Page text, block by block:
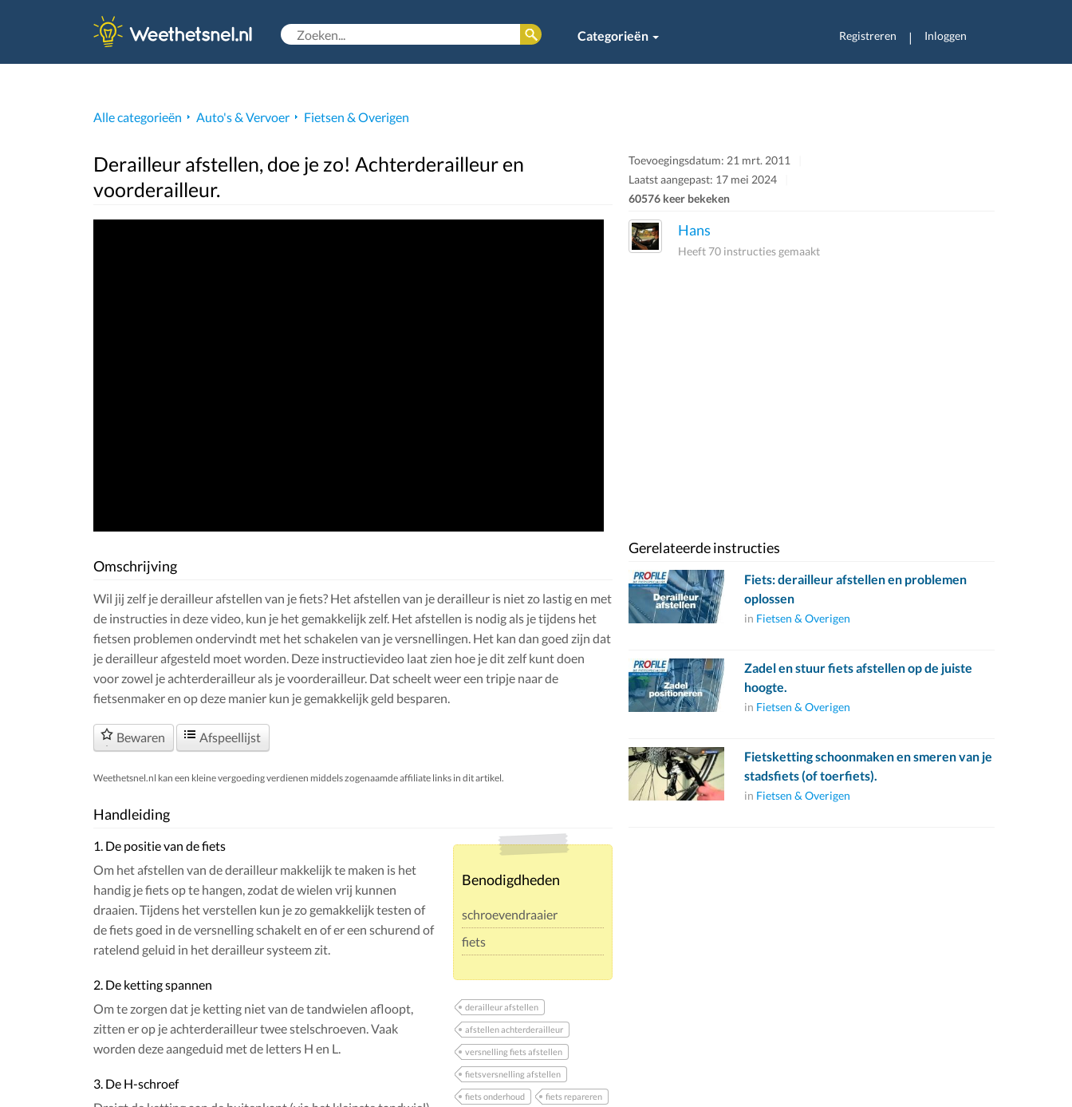
Categorieën Registreren | Inloggen
Alle categorieën Auto's & Vervoer Fietsen & Overigen
Derailleur afstellen, doe je zo! Achterderailleur en
voorderailleur.
Toevoegingsdatum: 21 mrt. 2011
Laatst aangepast: 17 mei 2024
60576 keer bekeken
Omschrijving
Wil jij zelf je derailleur afstellen van je fiets? Het afstellen van je derailleur is niet zo lastig en met
de instructies in deze video, kun je het gemakkelijk zelf. Het afstellen is nodig als je tijdens het
fietsen problemen ondervindt met het schakelen van je versnellingen. Het kan dan goed zijn dat
je derailleur afgesteld moet worden. Deze instructievideo laat zien hoe je dit zelf kunt doen
voor zowel je achterderailleur als je voorderailleur. Dat scheelt weer een tripje naar de
fietsenmaker en op deze manier kun je gemakkelijk geld besparen.
Bewaren Afspeellijst
Weethetsnel.nl kan een kleine vergoeding verdienen middels zogenaamde affiliate links in dit artikel.
Handleiding
Benodigdheden
schroevendraaier
fiets
derailleur afstellen
afstellen achterderailleur
versnelling fiets afstellen
fietsversnelling afstellen
fiets onderhoud fiets repareren
1. De positie van de fiets
Om het afstellen van de derailleur makkelijk te maken is het
handig je fiets op te hangen, zodat de wielen vrij kunnen
draaien. Tijdens het verstellen kun je zo gemakkelijk testen of
de fiets goed in de versnelling schakelt en of er een schurend of
ratelend geluid in het derailleur systeem zit.
2. De ketting spannen
Om te zorgen dat je ketting niet van de tandwielen afloopt,
zitten er op je achterderailleur twee stelschroeven. Vaak
worden deze aangeduid met de letters H en L.
3. De H-schroef
Hans
Heeft 70 instructies gemaakt
Gerelateerde instructies
Fiets: derailleur afstellen en problemen
oplossen
in Fietsen & Overigen
Zadel en stuur fiets afstellen op de juiste
hoogte.
in Fietsen & Overigen
Fietsketting schoonmaken en smeren van je
stadsfiets (of toerfiets).
in Fietsen & Overigen